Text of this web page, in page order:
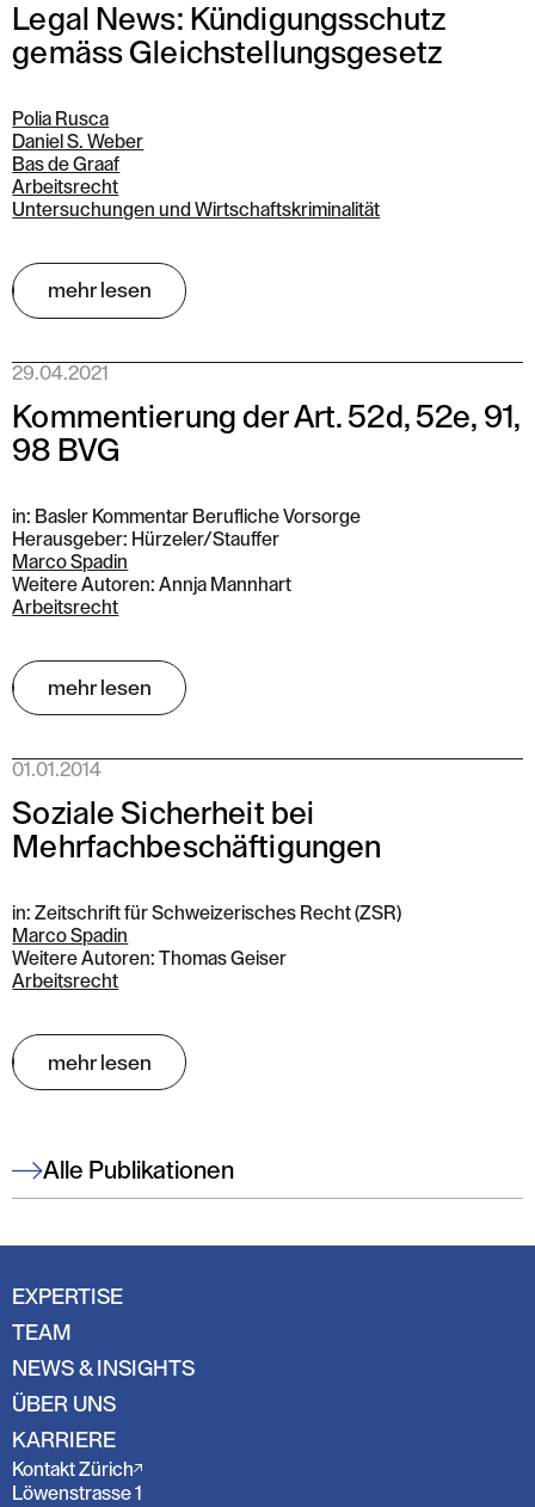
Legal News: Kündigungsschutz
gemäss Gleichstellungsgesetz
Polia Rusca
Daniel S. Weber
Bas de Graaf
Arbeitsrecht
Untersuchungen und Wirtschaftskriminalität
mehr lesen
29.04.2021
Kommentierung der Art. 52d, 52e, 91,
98 BVG
in: Basler Kommentar Berufliche Vorsorge
Herausgeber: Hürzeler/Stauffer
Marco Spadin
Weitere Autoren: Annja Mannhart
Arbeitsrecht
mehr lesen
01.01.2014
Soziale Sicherheit bei
Mehrfachbeschäftigungen
in: Zeitschrift für Schweizerisches Recht (ZSR)
Marco Spadin
Weitere Autoren: Thomas Geiser
Arbeitsrecht
mehr lesen
Alle Publikationen
EXPERTISE
TEAM
NEWS & INSIGHTS
ÜBER UNS
KARRIERE
Kontakt Zürich
Löwenstrasse 1